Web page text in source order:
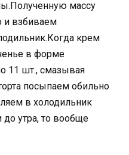
массу
и взбиваем
крем
в форме
11 шт., смазывая
посыпаем обильно
в холодильник
до утра, то вообще